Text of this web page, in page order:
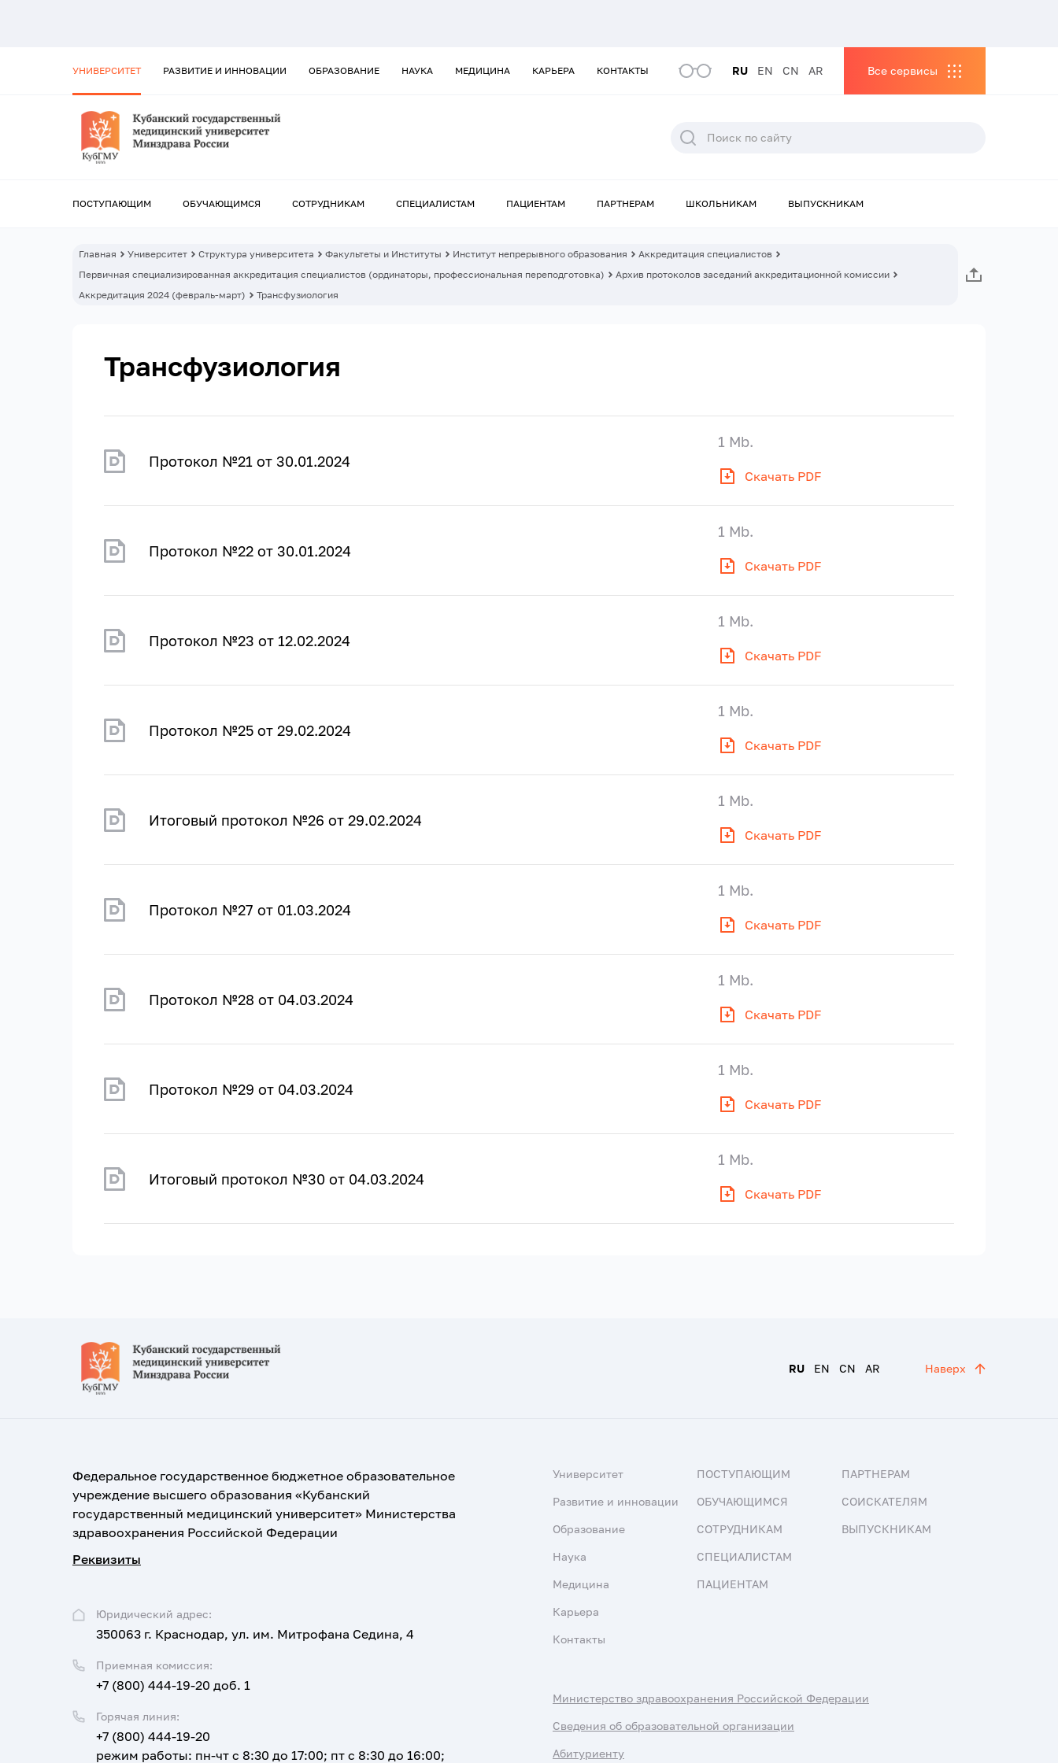
УНИВЕРСИТЕТ РАЗВИТИЕ И ИННОВАЦИИ ОБРАЗОВАНИЕ НАУКА МЕДИЦИНА КАРЬЕРА КОНТАКТЫ RU EN CN AR Все сервисы
ПОСТУПАЮЩИМ ОБУЧАЮЩИМСЯ СОТРУДНИКАМ СПЕЦИАЛИСТАМ ПАЦИЕНТАМ ПАРТНЕРАМ ШКОЛЬНИКАМ ВЫПУСКНИКАМ
Главная Университет Структура университета Факультеты и Институты Институт непрерывного образования
Аккредитация специалистов
Первичная специализированная аккредитация специалистов (ординаторы, профессиональная переподготовка)
Архив протоколов заседаний аккредитационной комиссии
Аккредитация 2024 (февраль-март)
Трансфузиология
Трансфузиология
Протокол №21 от 30.01.2024
Скачать PDF
1 Mb.
Протокол №22 от 30.01.2024
Скачать PDF
1 Mb.
Протокол №23 от 12.02.2024
Скачать PDF
1 Mb.
Протокол №25 от 29.02.2024
Скачать PDF
1 Mb.
Итоговый протокол №26 от 29.02.2024
Скачать PDF
1 Mb.
Протокол №27 от 01.03.2024
Скачать PDF
1 Mb.
Протокол №28 от 04.03.2024
Скачать PDF
1 Mb.
Протокол №29 от 04.03.2024
Скачать PDF
1 Mb.
Итоговый протокол №30 от 04.03.2024
Скачать PDF
1 Mb.
RU EN CN AR Наверх
Федеральное государственное бюджетное образовательное
учреждение высшего образования «Кубанский
государственный медицинский университет» Министерства
здравоохранения Российской Федерации
Реквизиты
Юридический адрес:
350063 г. Краснодар, ул. им. Митрофана Седина, 4
Приемная комиссия:
+7 (800) 444-19-20 доб. 1
Горячая линия:
+7 (800) 444-19-20
режим работы: пн-чт с 8:30 до 17:00; пт с 8:30 до 16:00;
Университет
Развитие и инновации
Образование
Наука
Медицина
Карьера
Контакты
ПОСТУПАЮЩИМ
ОБУЧАЮЩИМСЯ
СОТРУДНИКАМ
СПЕЦИАЛИСТАМ
ПАЦИЕНТАМ
ПАРТНЕРАМ
СОИСКАТЕЛЯМ
ВЫПУСКНИКАМ
Министерство здравоохранения Российской Федерации
Сведения об образовательной организации
Абитуриенту